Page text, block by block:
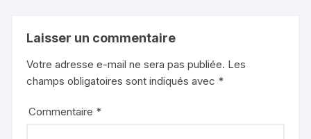
Laisser un commentaire
Votre adresse e-mail ne sera pas publiée. Les
champs obligatoires sont indiqués avec *
Commentaire *